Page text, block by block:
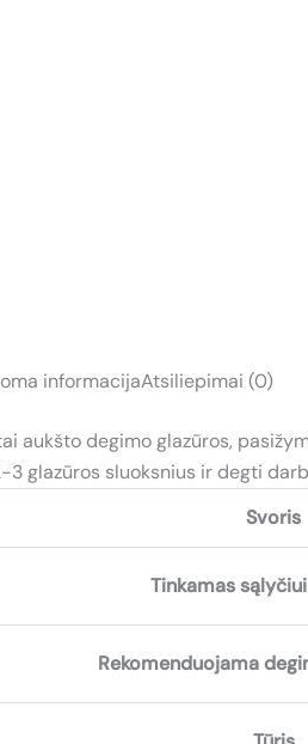
informacijaAtsiliepimai (0)
aukšto degimo glazūros,
glazūros sluoksnius ir degti
Svoris
Tinkamas
Rekomenduojama